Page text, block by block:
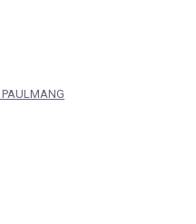
PAULMANG